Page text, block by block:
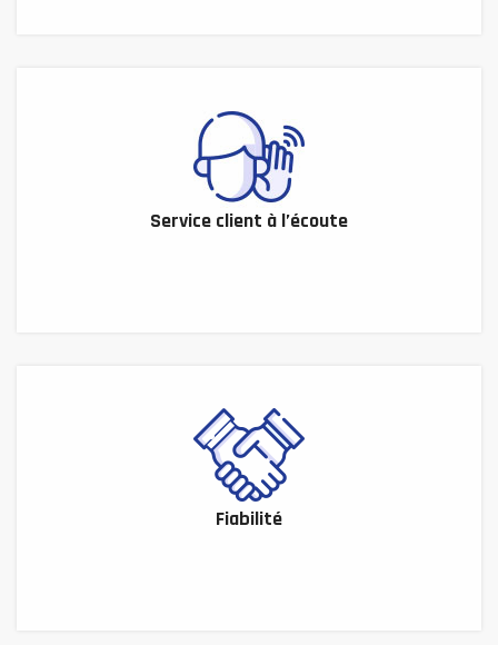
Service client à l’écoute
Fiabilité